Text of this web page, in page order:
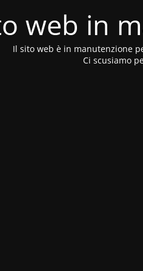
web in
Il sito web è in manutenzione
Ci scusiamo